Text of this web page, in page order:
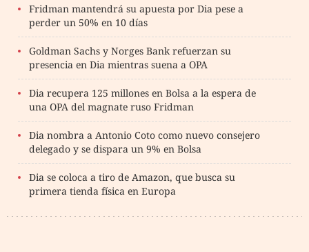
Fridman mantendrá su apuesta por Dia pese a
perder un 50% en 10 días
Goldman Sachs y Norges Bank refuerzan su
presencia en Dia mientras suena a OPA
Dia recupera 125 millones en Bolsa a la espera de
una OPA del magnate ruso Fridman
Dia nombra a Antonio Coto como nuevo consejero
delegado y se dispara un 9% en Bolsa
Dia se coloca a tiro de Amazon, que busca su
primera tienda física en Europa